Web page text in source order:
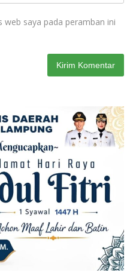
web saya pada peramban ini